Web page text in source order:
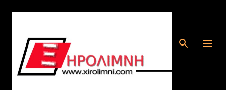
Μετάβαση στο κύριο περιεχόμενο